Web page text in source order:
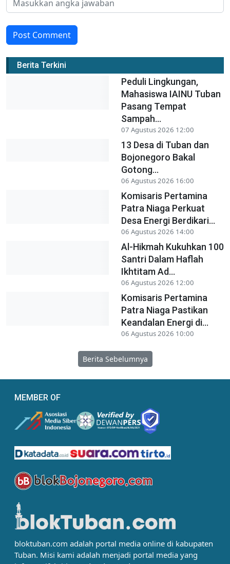
Post Comment
Berita Terkini
Peduli Lingkungan,
Mahasiswa IAINU Tuban
Pasang Tempat
Sampah...
07 Agustus 2026 12:00
13 Desa di Tuban dan
Bojonegoro Bakal
Gotong...
06 Agustus 2026 16:00
Komisaris Pertamina
Patra Niaga Perkuat
Desa Energi Berdikari...
06 Agustus 2026 14:00
Al-Hikmah Kukuhkan 100
Santri Dalam Haflah
Ikhtitam Ad...
06 Agustus 2026 12:00
Komisaris Pertamina
Patra Niaga Pastikan
Keandalan Energi di...
06 Agustus 2026 10:00
Berita Sebelumnya
MEMBER OF
bloktuban.com adalah portal media online di kabupaten
Tuban. Misi kami adalah menjadi portal media yang